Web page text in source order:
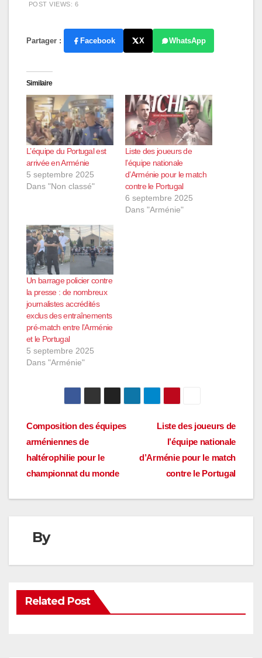
POST VIEWS: 6
Partager : Facebook X WhatsApp
Similaire
L’équipe du Portugal est
arrivée en Arménie
5 septembre 2025
Dans "Non classé"
Liste des joueurs de
l’équipe nationale
d’Arménie pour le match
contre le Portugal
6 septembre 2025
Dans "Arménie"
Un barrage policier contre
la presse : de nombreux
journalistes accrédités
exclus des entraînements
pré-match entre l’Arménie
et le Portugal
5 septembre 2025
Dans "Arménie"
Navigation
de
l’article
Liste des joueurs de
l’équipe nationale
d’Arménie pour le match
contre le Portugal
Composition des équipes
arméniennes de
haltérophilie pour le
championnat du monde
By
Related Post